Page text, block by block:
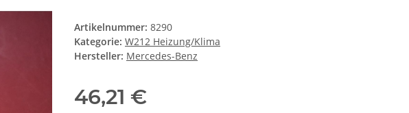
Artikelnummer: 8290
Kategorie: W212 Heizung/Klima
Hersteller: Mercedes-Benz
46,21 €